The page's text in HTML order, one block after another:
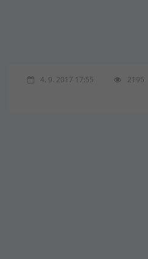
4. 9. 2017 17:55 2195